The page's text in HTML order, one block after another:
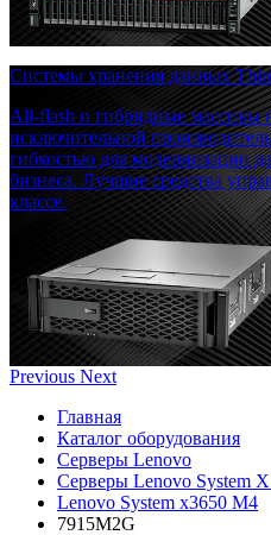
Системы хранения данных
All-flash и гибридные массивы
исключительной
гибкостью для модернизации
бизнеса. Лучшие средства
классе.
Previous Next
Главная
Каталог оборудования
Серверы Lenovo
Серверы Lenovo System
Lenovo System x3650 M4
7915M2G